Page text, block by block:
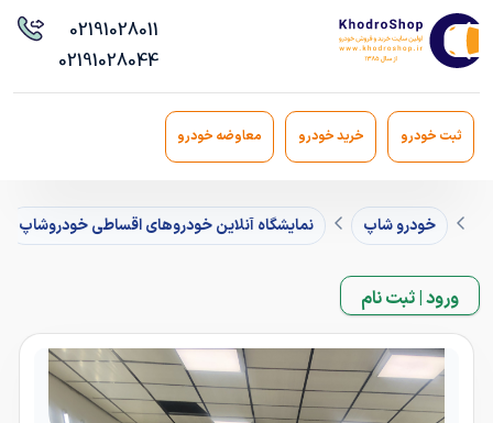
02191028011
02191028044
ثبت خودرو خرید خودرو معاوضه خودرو
خودرو شاپ نمایشگاه آنلاین خودروهای اقساطی خودروشاپ
ورود | ثبت نام